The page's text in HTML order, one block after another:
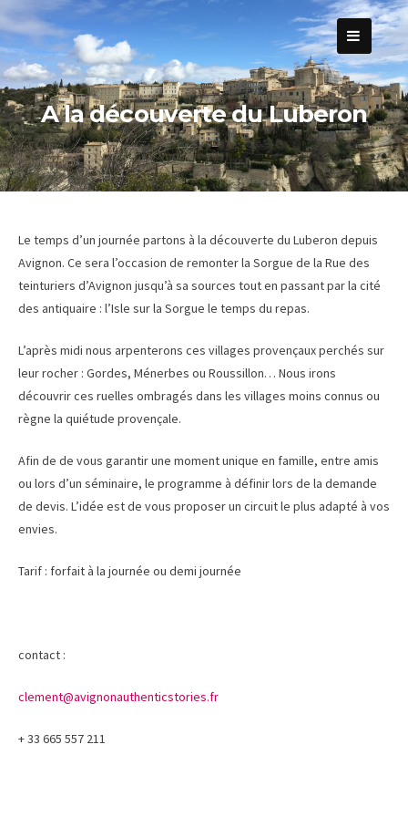
Passer
au
contenu
A la découverte du Luberon
Le temps d’un journée partons à la découverte du Luberon depuis
Avignon. Ce sera l’occasion de remonter la Sorgue de la Rue des
teinturiers d’Avignon jusqu’à sa sources tout en passant par la cité
des antiquaire : l’Isle sur la Sorgue le temps du repas.
L’après midi nous arpenterons ces villages provençaux perchés sur
leur rocher : Gordes, Ménerbes ou Roussillon… Nous irons
découvrir ces ruelles ombragés dans les villages moins connus ou
règne la quiétude provençale.
Afin de de vous garantir une moment unique en famille, entre amis
ou lors d’un séminaire, le programme à définir lors de la demande
de devis. L’idée est de vous proposer un circuit le plus adapté à vos
envies.
Tarif : forfait à la journée ou demi journée
contact :
clement@avignonauthenticstories.fr
+ 33 665 557 211